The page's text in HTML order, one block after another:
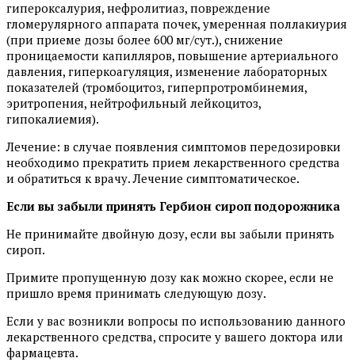
гипероксалурия, нефролитиаз, повреждение
гломерулярного аппарата почек, умеренная поллакиурия
(при приеме дозы более 600 мг/сут.), снижение
проницаемости капилляров, повышение артериального
давления, гиперкоагуляция, изменение лабораторных
показателей (тромбоцитоз, гиперпротромбинемия,
эритропения, нейтрофильный лейкоцитоз,
гипокалиемия).
Лечение: в случае появления симптомов передозировки
необходимо прекратить прием лекарственного средства
и обратиться к врачу. Лечение симптоматическое.
Если вы забыли принять Гербион сироп подорожника
Не принимайте двойную дозу, если вы забыли принять
сироп.
Примите пропущенную дозу как можно скорее, если не
пришло время принимать следующую дозу.
Если у вас возникли вопросы по использованию данного
лекарственного средства, спросите у вашего доктора или
фармацевта.